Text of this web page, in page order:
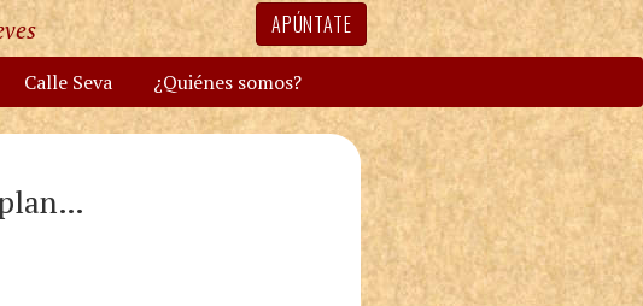
APÚNTATE
Calle Seva ¿Quiénes somos?